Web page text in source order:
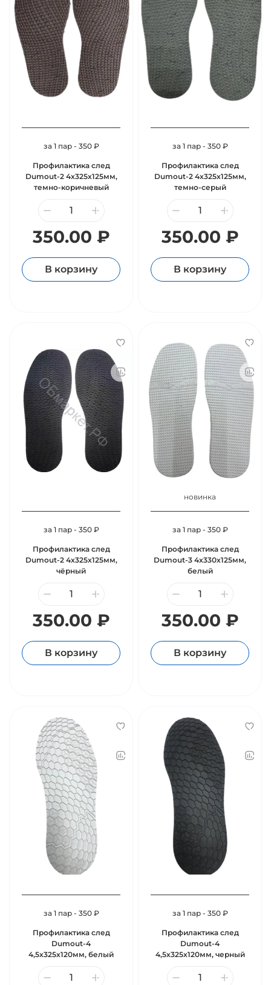
за 1 пар - 350 ₽
Профилактика след
Dumout-2 4х325х125мм,
темно-коричневый
350.00 ₽
В корзину
за 1 пар - 350 ₽
Профилактика след
Dumout-2 4х325х125мм,
темно-серый
350.00 ₽
В корзину
за 1 пар - 350 ₽
Профилактика след
Dumout-2 4х325х125мм,
чёрный
350.00 ₽
В корзину
новинка
за 1 пар - 350 ₽
Профилактика след
Dumout-3 4х330х125мм,
белый
350.00 ₽
В корзину
за 1 пар - 350 ₽
Профилактика след
Dumout-4
4,5х325х120мм, белый
за 1 пар - 350 ₽
Профилактика след
Dumout-4
4,5х325х120мм, черный